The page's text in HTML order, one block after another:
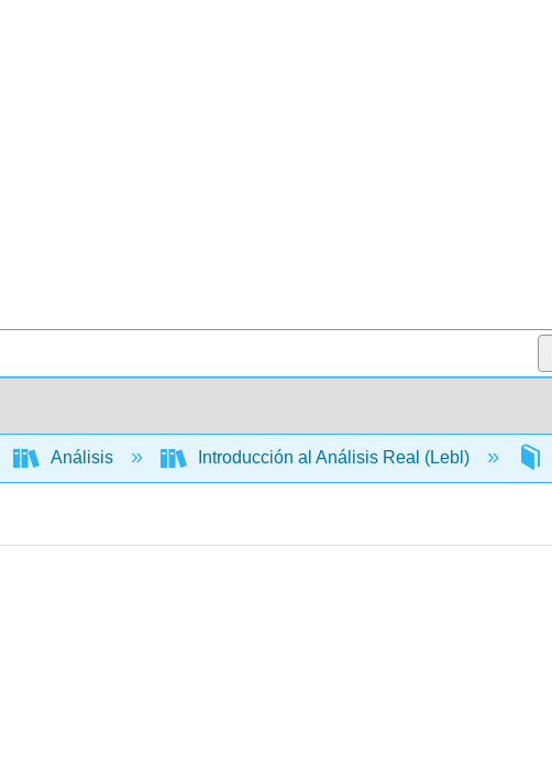
Análisis Introducción al Análisis Real (Lebl)